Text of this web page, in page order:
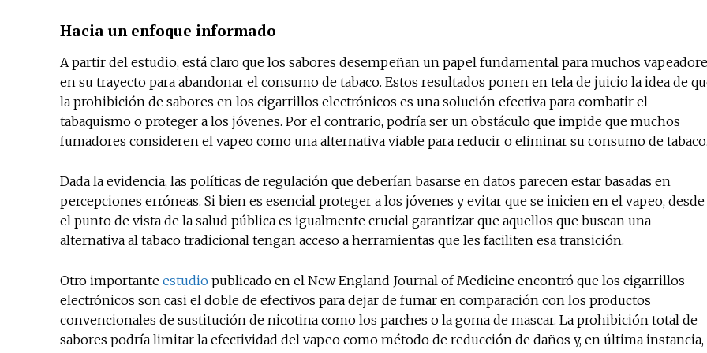
Hacia un enfoque informado
A partir del estudio, está claro que los sabores desempeñan un papel fundamental para muchos
en su trayecto para abandonar el consumo de tabaco. Estos resultados ponen en tela de juicio la idea de
la prohibición de sabores en los cigarrillos electrónicos es una solución efectiva para combatir el
tabaquismo o proteger a los jóvenes. Por el contrario, podría ser un obstáculo que impide que muchos
fumadores consideren el vapeo como una alternativa viable para reducir o eliminar su consumo de tabaco.
Dada la evidencia, las políticas de regulación que deberían basarse en datos parecen estar basadas en
percepciones erróneas. Si bien es esencial proteger a los jóvenes y evitar que se inicien en el vapeo, desde
el punto de vista de la salud pública es igualmente crucial garantizar que aquellos que buscan una
alternativa al tabaco tradicional tengan acceso a herramientas que les faciliten esa transición.
Otro importante estudio publicado en el New England Journal of Medicine encontró que los cigarrillos
electrónicos son casi el doble de efectivos para dejar de fumar en comparación con los productos
convencionales de sustitución de nicotina como los parches o la goma de mascar. La prohibición total de
sabores podría limitar la efectividad del vapeo como método de reducción de daños y, en última instancia,